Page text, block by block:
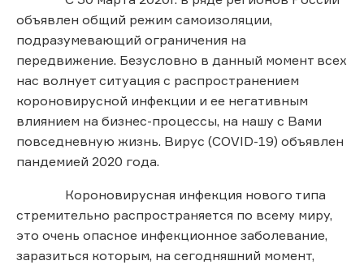
объявлен общий режим самоизоляции,
подразумевающий ограничения на
передвижение. Безусловно в данный момент всех
нас волнует ситуация с распространением
короновирусной инфекции и ее негативным
влиянием на бизнес-процессы, на нашу с Вами
повседневную жизнь. Вирус (COVID-19) объявлен
пандемией 2020 года.
Короновирусная инфекция нового типа
стремительно распространяется по всему миру,
это очень опасное инфекционное заболевание,
заразиться которым, на сегодняшний момент,